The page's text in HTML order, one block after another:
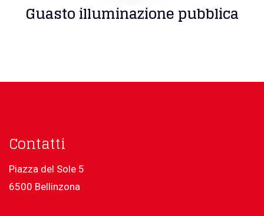
Guasto illuminazione pubblica
Contatti
Piazza del Sole 5
6500 Bellinzona